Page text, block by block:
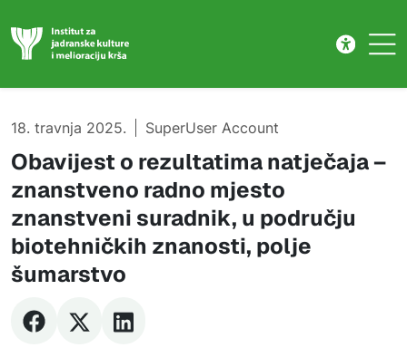
18. travnja 2025. SuperUser Account
Obavijest o rezultatima natječaja –
znanstveno radno mjesto
znanstveni suradnik, u području
biotehničkih znanosti, polje
šumarstvo